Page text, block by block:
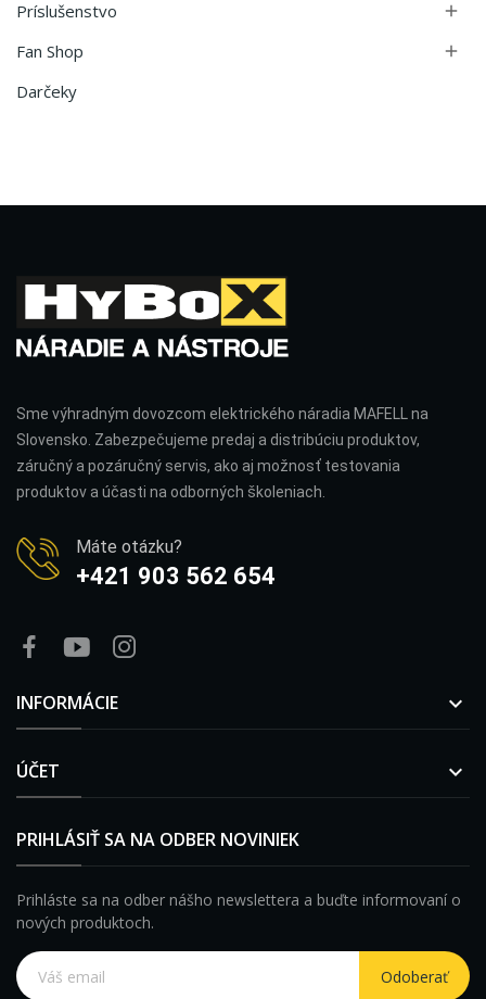
Príslušenstvo

Fan Shop 
Darčeky
Sme výhradným dovozcom elektrického náradia MAFELL na
Slovensko. Zabezpečujeme predaj a distribúciu produktov,
záručný a pozáručný servis, ako aj možnosť testovania
produktov a účasti na odborných školeniach.
Máte otázku?
+421 903 562 654
INFORMÁCIE 
ÚČET 
PRIHLÁSIŤ SA NA ODBER NOVINIEK
Prihláste sa na odber nášho newslettera a buďte informovaní o
nových produktoch.
Odoberať